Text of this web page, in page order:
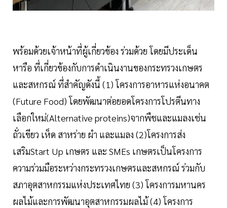
พร้อมด้วยเจ้าหน้าที่ผู้เกี่ยวข้อง ร่วมด้วย โดยมีประเด็น
หารือ ที่เกี่ยวข้องกับการดำเนินงานของกระทรวงเกษตร
และสหกรณ์ ที่สำคัญดังนี้ (1) โครงการอาหารแห่งอนาคต
(Future Food) โดยพัฒนาต่อยอดโครงการโปรตีนทาง
เลือกใหม่(Alternative proteins)จากพืชและแมลงเช่น
ถั่วเขียว เห็ด สาหร่าย ผำ และแมลง (2)โครงการส่ง
เสริมStart Up เกษตร และ SMEs เกษตรเป็นโครงการ
ความร่วมมือระหว่างกระทรวงเกษตรและสหกรณ์ ร่วมกับ
สภาอุตสาหกรรมแห่งประเทศไทย (3) โครงการมหานคร
ผลไม้และการพัฒนาอุตสาหกรรมผลไม้ (4) โครงการ